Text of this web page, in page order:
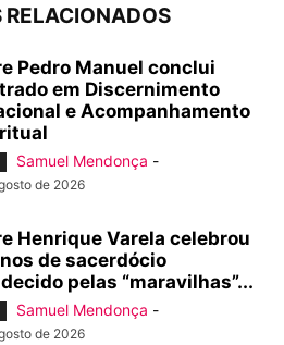
RELACIONADOS
Pedro Manuel conclui
em Discernimento
e Acompanhamento
Samuel Mendonça -
de 2026
Henrique Varela celebrou
de sacerdócio
pelas “maravilhas”...
Samuel Mendonça -
de 2026